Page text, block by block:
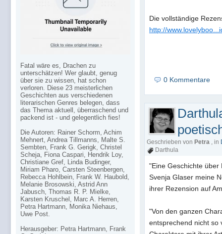
Die vollständige
http://
0 Kommentare
Geschrieben von Petra , in
Darthula
"Eine Geschichte
Svenja Glaser meine
ihrer Rezension auf
"Von den ganzen
entsprechend nicht so
Fatal wäre es, Drachen zu
unterschätzen! Wer glaubt, genug
über sie zu wissen, hat schon
verloren. Diese 23 meisterlichen
Geschichten aus verschiedenen
literarischen Genres belegen, dass
das Thema aktuell, überraschend und
packend ist - und gelegentlich fies!
Die Autoren: Rainer Schorm, Achim
Mehnert, Andrea Tillmanns, Malte S.
Sembten, Frank G. Gerigk, Christel
Scheja, Fiona Caspari, Hendrik Loy,
Christiane Gref, Linda Budinger,
Miriam Pharo, Carsten Steenbergen,
Rebecca Hohlbein, Frank W. Haubold,
Melanie Brosowski, Astrid Ann
Jabusch, Thomas R. P. Mielke,
Karsten Kruschel, Marc A. Herren,
Petra Hartmann, Monika Niehaus,
Uwe Post.
Herausgeber: Petra Hartmann, Frank